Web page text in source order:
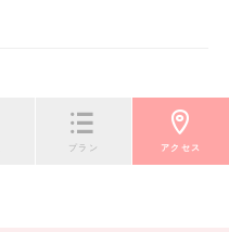
プラン アクセス